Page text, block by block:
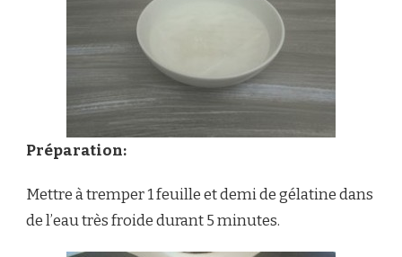
Préparation:
Mettre à tremper 1 feuille et demi de gélatine dans
de l’eau très froide durant 5 minutes.